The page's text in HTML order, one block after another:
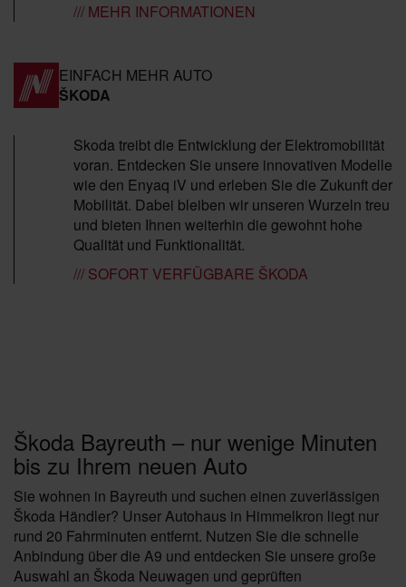
/// MEHR INFORMATIONEN
EINFACH MEHR AUTO
ŠKODA
Skoda treibt die Entwicklung der Elektromobilität
voran. Entdecken Sie unsere innovativen Modelle
wie den Enyaq iV und erleben Sie die Zukunft der
Mobilität. Dabei bleiben wir unseren Wurzeln treu
und bieten Ihnen weiterhin die gewohnt hohe
Qualität und Funktionalität.
/// SOFORT VERFÜGBARE ŠKODA
Škoda Bayreuth – nur wenige Minuten
bis zu Ihrem neuen Auto
Sie wohnen in Bayreuth und suchen einen zuverlässigen
Škoda Händler? Unser Autohaus in Himmelkron liegt nur
rund 20 Fahrminuten entfernt. Nutzen Sie die schnelle
Anbindung über die A9 und entdecken Sie unsere große
Auswahl an Škoda Neuwagen und geprüften